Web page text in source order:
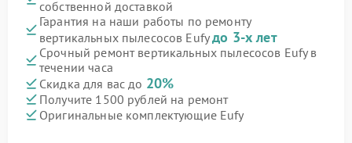
собственной доставкой
Гарантия на наши работы по ремонту
вертикальных пылесосов Eufyдо 3-х лет
Срочный ремонт вертикальных пылесосов Eufy в
течении часа
Скидка для вас до 20%
Получите 1500 рублей на ремонт
Оригинальные комплектующие Eufy